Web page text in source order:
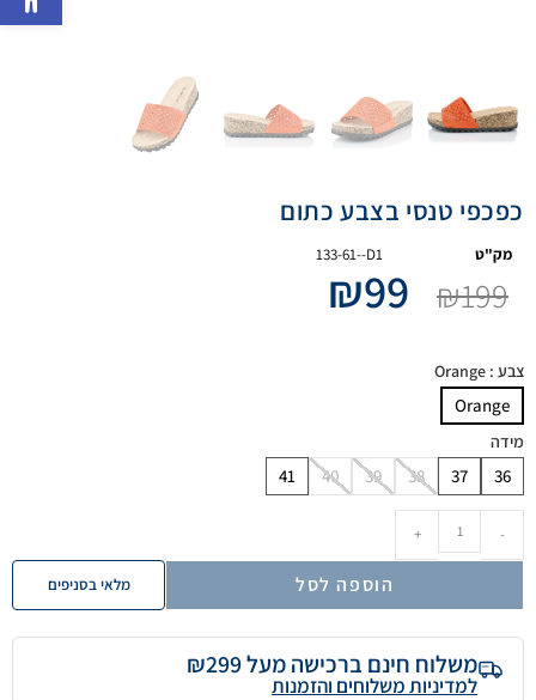
כפכפי טנסי בצבע כתום
מק"ט 133-61--D1
₪199
₪99
צבע : Orange
Orange
מידה
36
37
38
39
40
41
-
+
הוספה לסל מלאי בסניפים
משלוח חינם ברכישה מעל ₪299
למדיניות משלוחים והזמנות